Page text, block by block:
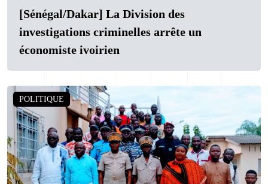
[Sénégal/Dakar] La Division des
investigations criminelles arrête un
économiste ivoirien
POLITIQUE